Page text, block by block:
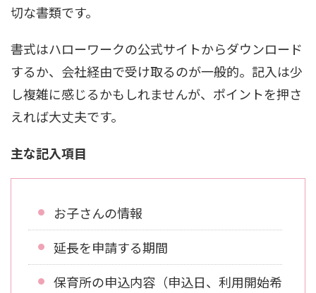
切な書類です。
書式はハローワークの公式サイトからダウンロード
するか、会社経由で受け取るのが一般的。記入は少
し複雑に感じるかもしれませんが、ポイントを押さ
えれば大丈夫です。
主な記入項目
お子さんの情報
延長を申請する期間
保育所の申込内容（申込日、利用開始希